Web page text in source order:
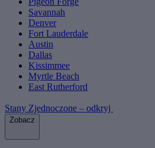
Savannah
Denver
Fort Lauderdale
Austin
Dallas
Kissimmee
Myrtle Beach
East Rutherford
Stany Zjednoczone – odkryj
Zobacz